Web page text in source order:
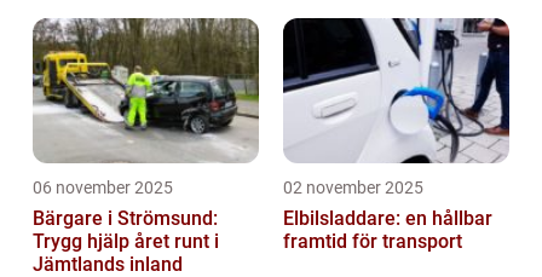
06 november 2025
Bärgare i Strömsund:
Trygg hjälp året runt i
Jämtlands inland
02 november 2025
Elbilsladdare: en hållbar
framtid för transport